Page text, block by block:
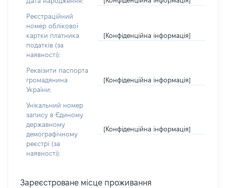
Реєстраційний
номер облікової
картки платника
податків (за
наявності):
[Конфіденційна інформація]
Реквізити паспорта
громадянина
України:
[Конфіденційна інформація]
Унікальний номер
запису в Єдиному
державному
демографічному
реєстрі (за
наявності):
[Конфіденційна інформація]
Зареєстроване місце проживання